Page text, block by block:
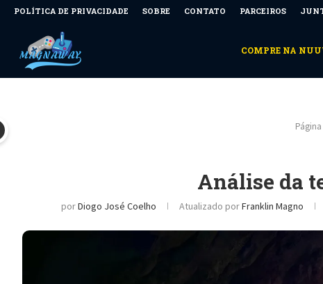
POLÍTICA DE PRIVACIDADE SOBRE CONTATO PARCEIROS
COMPRE NA
Análise da
porDiogo José Coelho Atualizado porFranklin Magno